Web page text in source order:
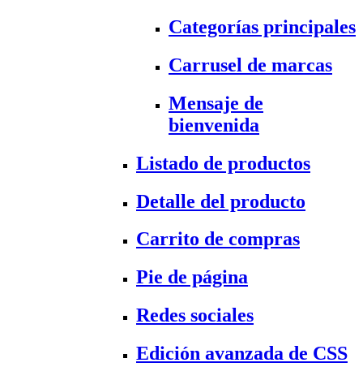
Categorías principales
Carrusel de marcas
Mensaje de
bienvenida
Listado de productos
Detalle del producto
Carrito de compras
Pie de página
Redes sociales
Edición avanzada de CSS